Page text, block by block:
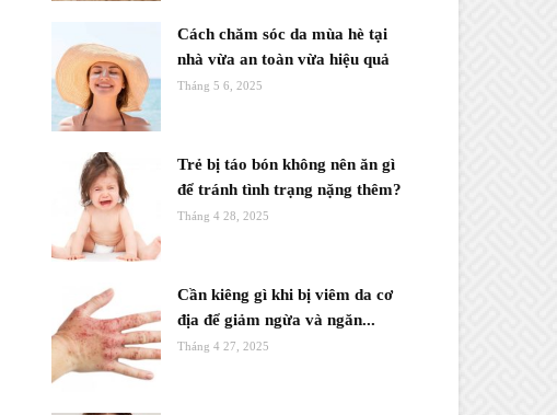
Cách chăm sóc da mùa hè tại
nhà vừa an toàn vừa hiệu quả
Tháng 5 6, 2025
Trẻ bị táo bón không nên ăn gì
để tránh tình trạng nặng thêm?
Tháng 4 28, 2025
Cần kiêng gì khi bị viêm da cơ
địa để giảm ngừa và ngăn...
Tháng 4 27, 2025